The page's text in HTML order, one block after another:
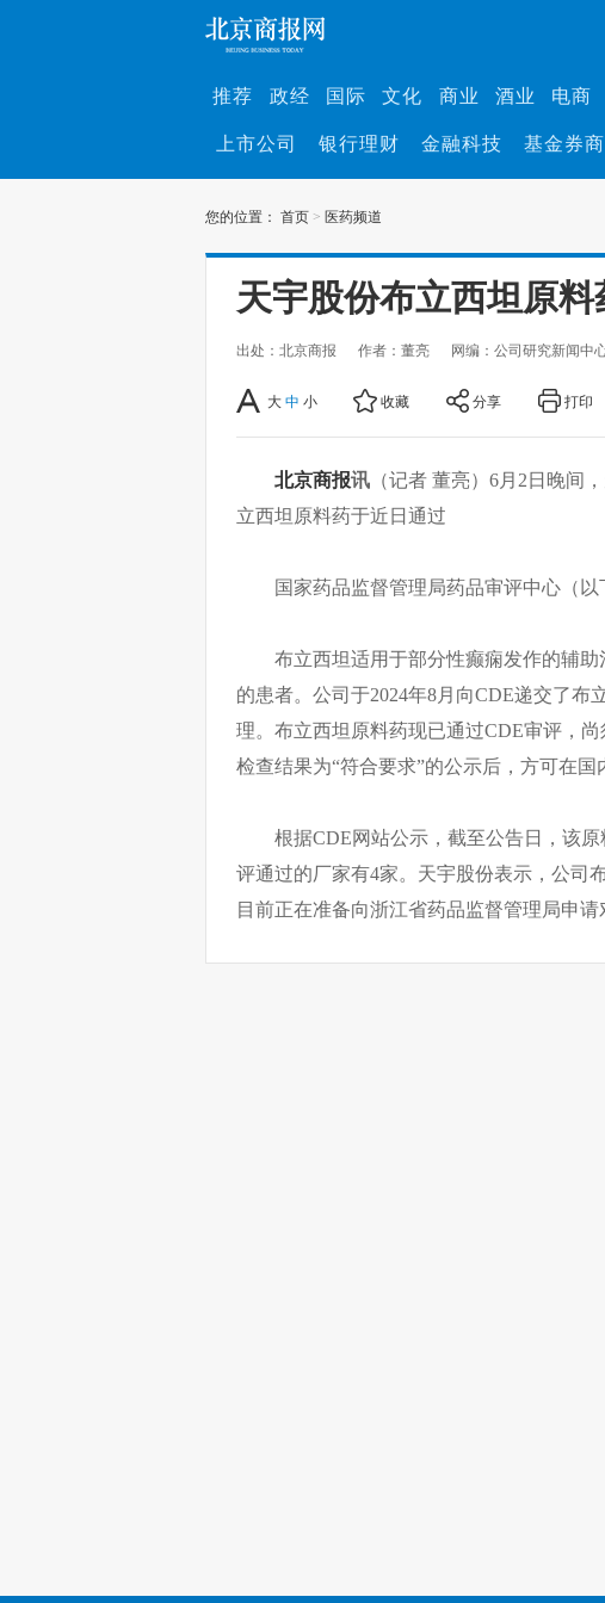
推荐 政经 国际 文化 商业 酒业 电商
上市公司 银行理财 金融科技 基金券商
您的位置： 首页 > 医药频道
天宇股份布立西坦原
出处：北京商报 作者：董亮 网编：公司研究新闻中
大 中 小 收藏 分享 打印
北京商报讯 （记者 董亮）6月2日晚间
立西坦原料药于近日通过
国家药品监督管理局药品审评中心（以
布立西坦适用于部分性癫痫发作的辅
的患者。公司于2024年8月向CDE递交了布
理。布立西坦原料药现已通过CDE审评，
检查结果为“符合要求”的公示后，方可在国
根据CDE网站公示，截至公告日，该
评通过的厂家有4家。天宇股份表示，公司
目前正在准备向浙江省药品监督管理局申请